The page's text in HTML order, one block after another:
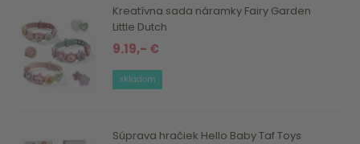
Kreatívna sada náramky Fairy Garden
Little Dutch
9.19,- €
skladom
Súprava hračiek Hello Baby Taf Toys